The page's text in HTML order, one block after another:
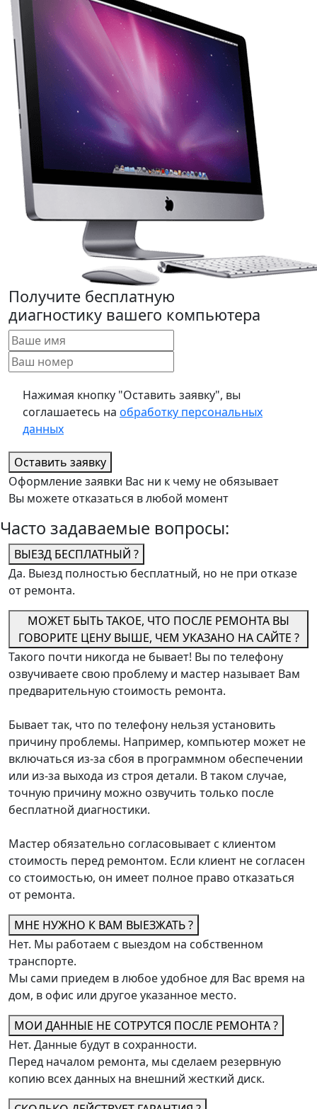
Получите бесплатную
диагностику вашего компьютера
Нажимая кнопку "Оставить заявку", вы
соглашаетесь на обработку персональных
данных
Оставить заявку
Оформление заявки Вас ни к чему не обязывает
Вы можете отказаться в любой момент
Часто задаваемые вопросы:
ВЫЕЗД БЕСПЛАТНЫЙ ?
Да. Выезд полностью бесплатный, но не при отказе
от ремонта.
МОЖЕТ БЫТЬ ТАКОЕ, ЧТО ПОСЛЕ РЕМОНТА ВЫ
ГОВОРИТЕ ЦЕНУ ВЫШЕ, ЧЕМ УКАЗАНО НА САЙТЕ ?
Такого почти никогда не бывает! Вы по телефону
озвучиваете свою проблему и мастер называет Вам
предварительную стоимость ремонта.
Бывает так, что по телефону нельзя установить
причину проблемы. Например, компьютер может не
включаться из-за сбоя в программном обеспечении
или из-за выхода из строя детали. В таком случае,
точную причину можно озвучить только после
бесплатной диагностики.
Мастер обязательно согласовывает с клиентом
стоимость перед ремонтом. Если клиент не согласен
со стоимостью, он имеет полное право отказаться
от ремонта.
МНЕ НУЖНО К ВАМ ВЫЕЗЖАТЬ ?
Нет. Мы работаем с выездом на собственном
транспорте.
Мы сами приедем в любое удобное для Вас время на
дом, в офис или другое указанное место.
МОИ ДАННЫЕ НЕ СОТРУТСЯ ПОСЛЕ РЕМОНТА ?
Нет. Данные будут в сохранности.
Перед началом ремонта, мы сделаем резервную
копию всех данных на внешний жесткий диск.